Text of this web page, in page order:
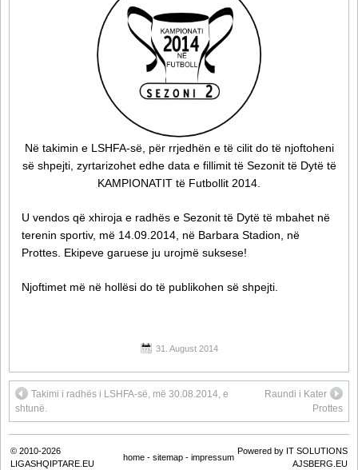
Në takimin e LSHFA-së, për rrjedhën e të cilit do të njoftoheni
së shpejti, zyrtarizohet edhe data e fillimit të Sezonit të Dytë të
KAMPIONATIT të Futbollit 2014.
U vendos që xhiroja e radhës e Sezonit të Dytë të mbahet në
terenin sportiv, më 14.09.2014, në Barbara Stadion, në
Prottes. Ekipeve garuese ju urojmë suksese!
Njoftimet më në hollësi do të publikohen së shpejti.
31. August 2014
Takimi i radhës i LSHFA-së, më 30.08.2014, e
shtunë.
Raundi i Kater
Prottes
© 2010-2026
LIGASHQIPTARE.EU
home - sitemap - impressum
Powered by IT SOLUTIONS
AJSBERG.EU